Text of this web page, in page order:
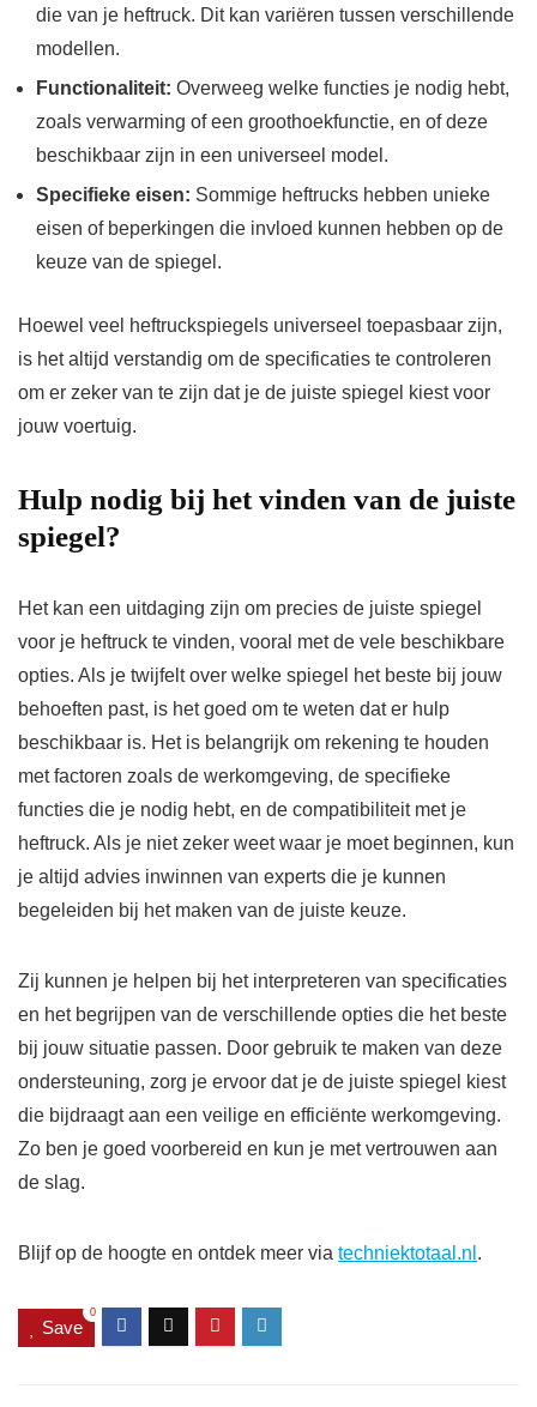
die van je heftruck. Dit kan variëren tussen verschillende
modellen.
Functionaliteit: Overweeg welke functies je nodig hebt,
zoals verwarming of een groothoekfunctie, en of deze
beschikbaar zijn in een universeel model.
Specifieke eisen: Sommige heftrucks hebben unieke
eisen of beperkingen die invloed kunnen hebben op de
keuze van de spiegel.
Hoewel veel heftruckspiegels universeel toepasbaar zijn,
is het altijd verstandig om de specificaties te controleren
om er zeker van te zijn dat je de juiste spiegel kiest voor
jouw voertuig.
Hulp nodig bij het vinden van de juiste
spiegel?
Het kan een uitdaging zijn om precies de juiste spiegel
voor je heftruck te vinden, vooral met de vele beschikbare
opties. Als je twijfelt over welke spiegel het beste bij jouw
behoeften past, is het goed om te weten dat er hulp
beschikbaar is. Het is belangrijk om rekening te houden
met factoren zoals de werkomgeving, de specifieke
functies die je nodig hebt, en de compatibiliteit met je
heftruck. Als je niet zeker weet waar je moet beginnen, kun
je altijd advies inwinnen van experts die je kunnen
begeleiden bij het maken van de juiste keuze.
Zij kunnen je helpen bij het interpreteren van specificaties
en het begrijpen van de verschillende opties die het beste
bij jouw situatie passen. Door gebruik te maken van deze
ondersteuning, zorg je ervoor dat je de juiste spiegel kiest
die bijdraagt aan een veilige en efficiënte werkomgeving.
Zo ben je goed voorbereid en kun je met vertrouwen aan
de slag.
Blijf op de hoogte en ontdek meer via techniektotaal.nl .
Save
0